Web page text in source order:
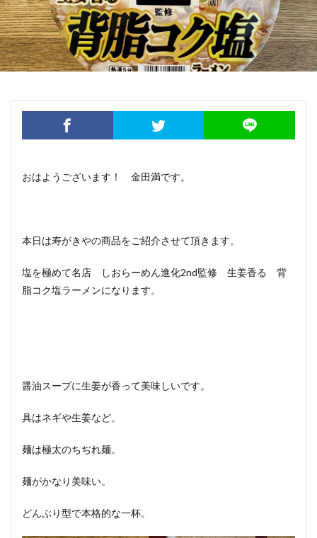
おはようございます！ 金田満です。
本日は寿がきやの商品をご紹介させて頂きます。
塩を極めて名店 しおらーめん進化2nd監修 生姜香る 背
脂コク塩ラーメンになります。
醤油スープに生姜が香って美味しいです。
具はネギや生姜など。
麺は極太のちぢれ麺。
麺がかなり美味い。
どんぶり型で本格的な一杯。